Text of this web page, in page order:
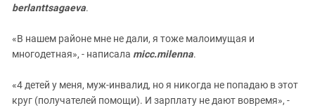
berlanttsagaeva.
«В нашем районе мне не дали, я тоже малоимущая и
многодетная», - написала micc.milenna.
«4 детей у меня, муж-инвалид, но я никогда не попадаю в этот
круг (получателей помощи). И зарплату не дают вовремя», -